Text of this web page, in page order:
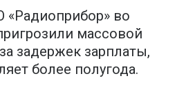
«Радиоприбор» во
массовой
задержек зарплаты,
более полугода.